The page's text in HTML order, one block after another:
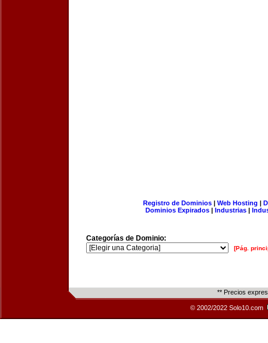
Registro de Dominios| Web Hosting |
Dominios Expirados | Industrias |
Categorías de Dominio:
[Pág.
** Precios
© 2002/2022 Solo10.com